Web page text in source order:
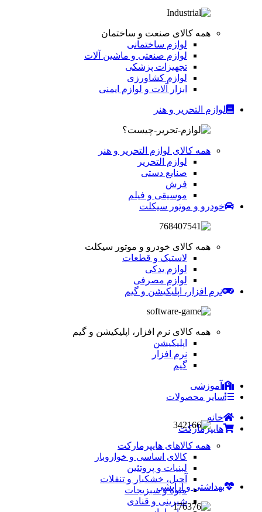
همه کالای صنعت و ساختمان
لوازم ساختمانی
لوازم صنعتی و ماشین آلات
تجهیزات پزشکی
لوازم کشاورزی
ابزار آلات و لوازم ایمنی
لوازم التحریر و هنر
همه کالای لوازم التحریر و هنر
لوازم التحریر
صنایع دستی
فرش
موسیقی و فیلم
خودرو و موتور سیکلت
همه کالای خودرو و موتور سیکلت
لاستیک و قطعات
لوازم یدکی
لوازم مصرفی
نرم افزار، اپلیکیشن و گیم
همه کالای نرم افزار، اپلیکیشن و گیم
اپلیکیشن
نرم افزار
گیم
آموزشی
سایر محصولات
خانه
هایپرمارکت
همه کالاهای هایپرمارکت
کالای اساسی و خواروبار
لبنیات و پروتئین
آجیل، خشکبار و تنقلات
میوه و سبزیجات
شیرینی و قنادی
بهداشتی و آرایشی